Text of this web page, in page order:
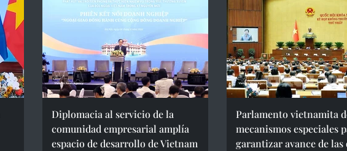
Diplomacia al servicio de la
comunidad empresarial amplía
espacio de desarrollo de Vietnam
Parlamento vietnamita
mecanismos especiales
garantizar avance de las